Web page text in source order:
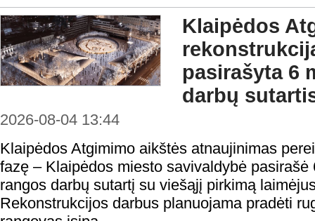
Klaipėdos
pasirašyta 6
darbų
2026-08-04 13:44
Klaipėdos Atgimimo aikštės atnaujinimas
fazę – Klaipėdos miesto savivaldybė
rangos darbų sutartį su viešąjį pirkimą
Rekonstrukcijos darbus planuojama pradėti